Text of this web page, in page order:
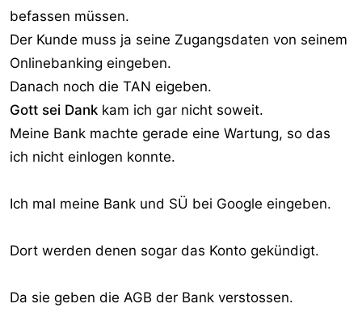
befassen müssen.
Der Kunde muss ja seine Zugangsdaten von seinem
Onlinebanking eingeben.
Danach noch die TAN eigeben.
Gott sei Dank kam ich gar nicht soweit.
Meine Bank machte gerade eine Wartung, so das
ich nicht einlogen konnte.
Ich mal meine Bank und SÜ bei Google eingeben.
Dort werden denen sogar das Konto gekündigt.
Da sie geben die AGB der Bank verstossen.